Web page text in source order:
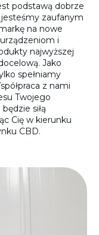
podstawą dobrze
zaufanym
na nowe
i
najwyższej
Jako
spełniamy
z nami
Twojego
siłą
Cię w kierunku
CBD.